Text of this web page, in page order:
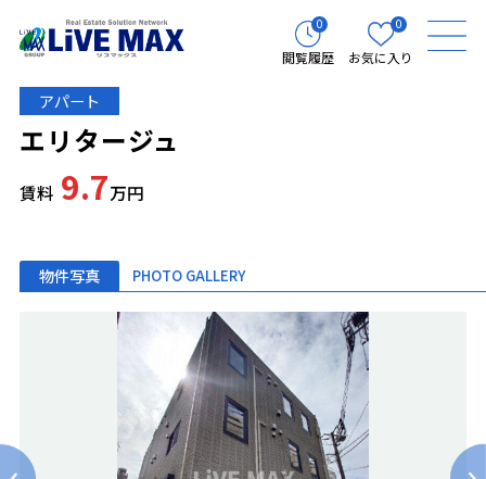
0
閲覧履歴
0
お気に入り
アパート
エリタージュ
賃料 9.7万円
物件写真 PHOTO GALLERY